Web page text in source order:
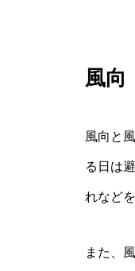
風向
風向と
る日は
れなど
また、